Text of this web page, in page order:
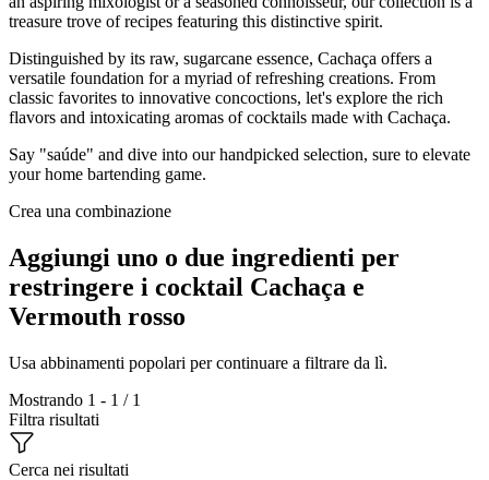
treasure trove of recipes featuring this distinctive spirit.
Distinguished by its raw, sugarcane essence, Cachaça offers a
versatile foundation for a myriad of refreshing creations. From
classic favorites to innovative concoctions, let's explore the rich
flavors and intoxicating aromas of cocktails made with Cachaça.
Say "saúde" and dive into our handpicked selection, sure to elevate
your home bartending game.
Crea una combinazione
Aggiungi uno o due ingredienti per
restringere i cocktail Cachaça e
Vermouth rosso
Usa abbinamenti popolari per continuare a filtrare da lì.
Mostrando 1 - 1 / 1
Filtra risultati
Cerca nei risultati